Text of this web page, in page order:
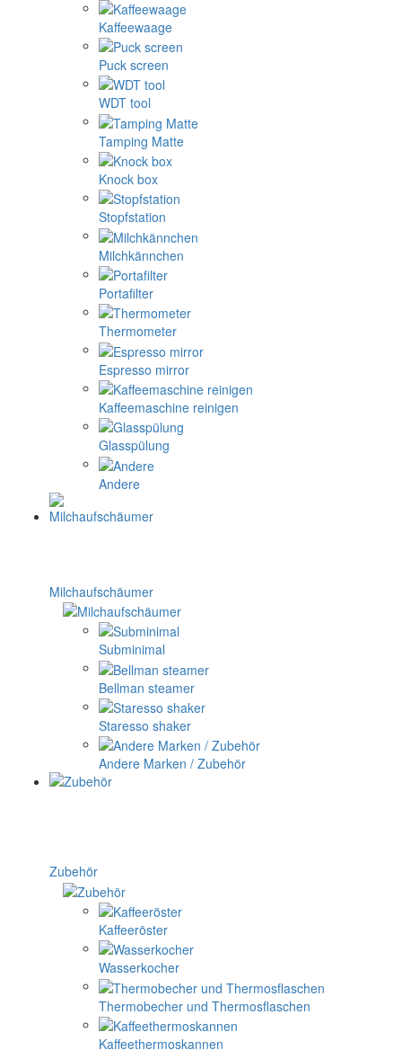
Kaffeewaage
Puck screen
WDT tool
Tamping Matte
Knock box
Stopfstation
Milchkännchen
Portafilter
Thermometer
Espresso mirror
Kaffeemaschine reinigen
Glasspülung
Andere
Milchaufschäumer
Subminimal
Bellman steamer
Staresso shaker
Andere Marken / Zubehör
Zubehör
Kaffeeröster
Wasserkocher
Thermobecher und Thermosflaschen
Kaffeethermoskannen